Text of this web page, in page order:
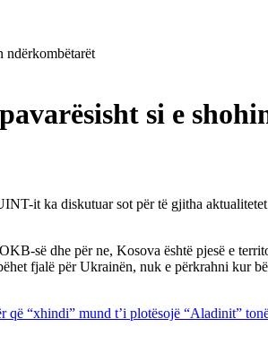
ndërkombëtarët
si e
it ka diskutuar sot për të gjitha
së dhe për ne, Kosova është pjesë e
fjalë për Ukrainën, nuk e përkrahni kur
“xhindi” mund t’i plotësojë “Aladinit”